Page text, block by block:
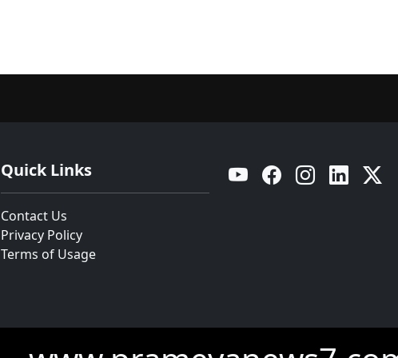
Quick Links
Contact Us
Privacy Policy
Terms of Usage
YouTube Facebook Instagram